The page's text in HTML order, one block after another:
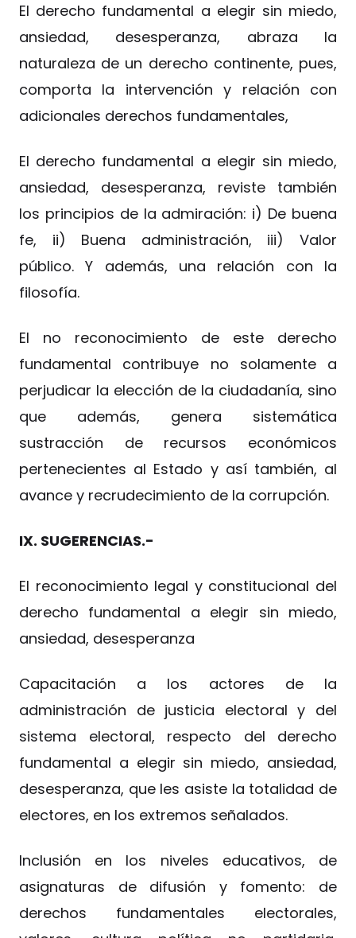
El derecho fundamental a elegir sin miedo,
ansiedad, desesperanza, abraza la
naturaleza de un derecho continente, pues,
comporta la intervención y relación con
adicionales derechos fundamentales,
El derecho fundamental a elegir sin miedo,
ansiedad, desesperanza, reviste también
los principios de la admiración: i) De buena
fe, ii) Buena administración, iii) Valor
público. Y además, una relación con la
filosofía.
El no reconocimiento de este derecho
fundamental contribuye no solamente a
perjudicar la elección de la ciudadanía, sino
que además, genera sistemática
sustracción de recursos económicos
pertenecientes al Estado y así también, al
avance y recrudecimiento de la corrupción.
IX. SUGERENCIAS.-
El reconocimiento legal y constitucional del
derecho fundamental a elegir sin miedo,
ansiedad, desesperanza
Capacitación a los actores de la
administración de justicia electoral y del
sistema electoral, respecto del derecho
fundamental a elegir sin miedo, ansiedad,
desesperanza, que les asiste la totalidad de
electores, en los extremos señalados.
Inclusión en los niveles educativos, de
asignaturas de difusión y fomento: de
derechos fundamentales electorales,